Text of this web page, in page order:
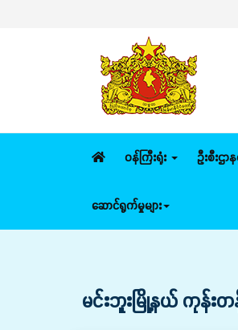
ဝန်ကြီးရုံး ဦးစီးဌာန
ဆောင်ရွက်မှုများ
မင်းဘူးမြို့နယ် ကုန်းတ